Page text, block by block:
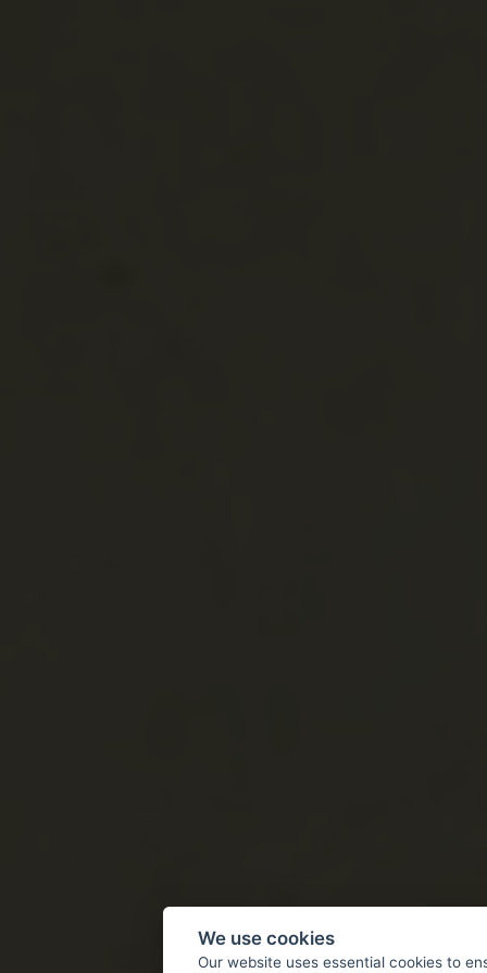
We use cookies
Our website uses essential cookies to